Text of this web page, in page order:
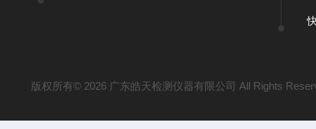
版权所有© 2026 广东皓天检测仪器有限公司 All Rights